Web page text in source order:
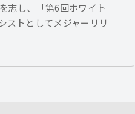
志し、「第6回ホワイト
ストとしてメジャーリリ